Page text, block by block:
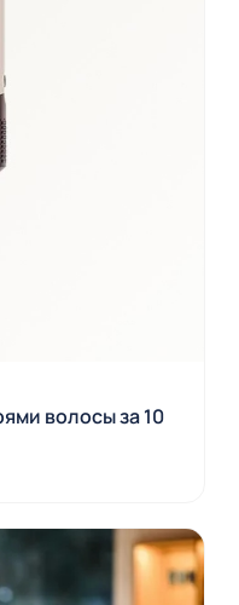
волосы за 10